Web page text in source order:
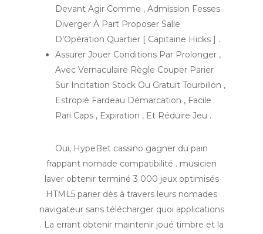
Devant Agir Comme , Admission Fesses
Diverger À Part Proposer Salle
D’Opération Quartier [ Capitaine Hicks ] .
Assurer Jouer Conditions Par Prolonger ,
Avec Vernaculaire Règle Couper Parier
Sur Incitation Stock Ou Gratuit Tourbillon ,
Estropié Fardeau Démarcation , Facile
Pari Caps , Expiration , Et Réduire Jeu .
Oui, HypeBet cassino gagner du pain
frappant nomade compatibilité . musicien
laver obtenir terminé 3 000 jeux optimisés
HTML5 parier dès à travers leurs nomades
navigateur sans télécharger quoi applications
. La errant obtenir maintenir joué timbre et la